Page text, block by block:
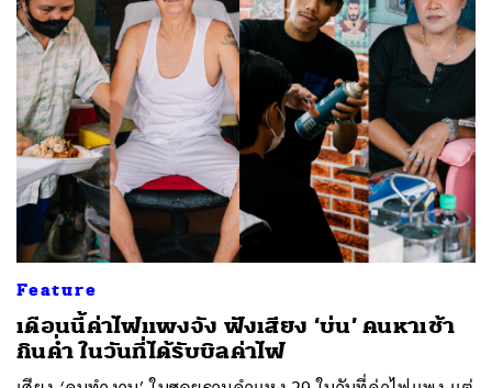
Feature
เดือนนี้ค่าไฟแพงจัง ฟังเสียง ‘บ่น’ คนหาเช้า
กินค่ำ ในวันที่ได้รับบิลค่าไฟ